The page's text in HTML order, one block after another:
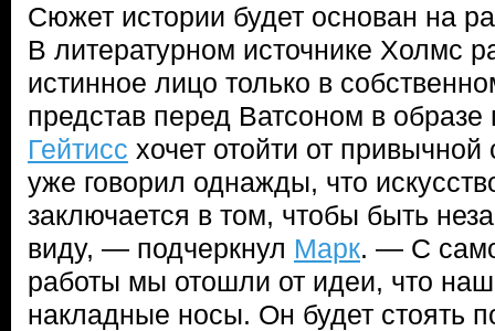
Сюжет истории будет основан на
В литературном источнике Холмс
истинное лицо только в
представ перед Ватсоном в образе
Гейтисс хочет отойти от
уже говорил однажды, что
заключается в том, чтобы быть
виду, — подчеркнул Марк. — С
работы мы отошли от идеи, что
накладные носы. Он будет стоять